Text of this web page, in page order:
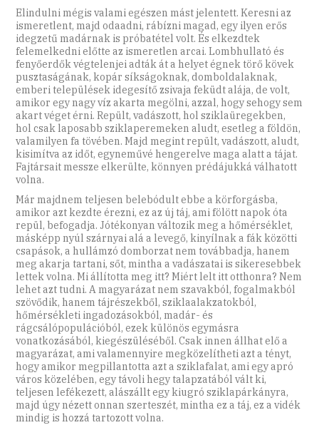
Elindulni mégis valami egészen mást jelentett. Keresni az
ismeretlent, majd odaadni, rábízni magad, egy ilyen erős
idegzetű madárnak is próbatétel volt. És elkezdtek
felemelkedni előtte az ismeretlen arcai. Lombhullató és
fenyőerdők végtelenjei adták át a helyet égnek törő kövek
pusztaságának, kopár síkságoknak, domboldalaknak,
emberi települések idegesítő zsivaja feküdt alája, de volt,
amikor egy nagy víz akarta megölni, azzal, hogy sehogy sem
akart véget érni. Repült, vadászott, hol sziklaüregekben,
hol csak laposabb sziklaperemeken aludt, esetleg a földön,
valamilyen fa tövében. Majd megint repült, vadászott, aludt,
kisimítva az időt, egyneművé hengerelve maga alatt a tájat.
Fajtársait messze elkerülte, könnyen prédájukká válhatott
volna.
Már majdnem teljesen belebódult ebbe a körforgásba,
amikor azt kezdte érezni, ez az új táj, ami fölött napok óta
repül, befogadja. Jótékonyan változik meg a hőmérséklet,
másképp nyúl szárnyai alá a levegő, kinyílnak a fák közötti
csapások, a hullámzó domborzat nem továbbadja, hanem
meg akarja tartani, sőt, mintha a vadászatai is sikeresebbek
lettek volna. Mi állította meg itt? Miért lelt itt otthonra? Nem
lehet azt tudni. A magyarázat nem szavakból, fogalmakból
szövődik, hanem tájrészekből, sziklaalakzatokból,
hőmérsékleti ingadozásokból, madár- és
rágcsálópopulációból, ezek különös egymásra
vonatkozásából, kiegészüléséből. Csak innen állhat elő a
magyarázat, ami valamennyire megközelítheti azt a tényt,
hogy amikor megpillantotta azt a sziklafalat, ami egy apró
város közelében, egy távoli hegy talapzatából vált ki,
teljesen lefékezett, alászállt egy kiugró sziklapárkányra,
majd úgy nézett onnan szerteszét, mintha ez a táj, ez a vidék
mindig is hozzá tartozott volna.